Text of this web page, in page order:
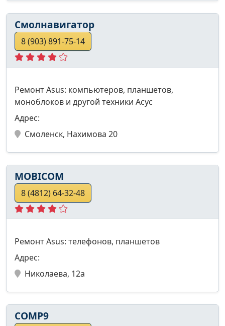
Смолнавигатор
8 (903) 891-75-14
Ремонт Asus: компьютеров, планшетов,
моноблоков и другой техники Асус
Адрес:
Смоленск, Нахимова 20
MOBICOM
8 (4812) 64-32-48
Ремонт Asus: телефонов, планшетов
Адрес:
Николаева, 12а
COMP9